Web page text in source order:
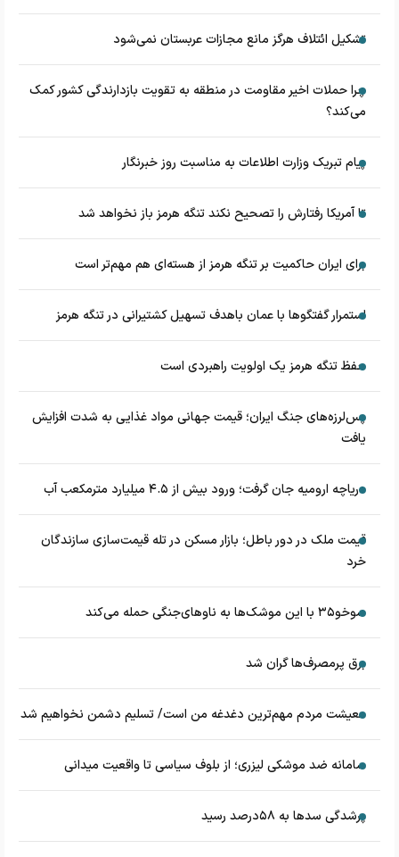
تشکیل ائتلاف هرگز مانع مجازات عربستان نمی‌شود
چرا حملات اخیر مقاومت در منطقه به تقویت بازدارندگی کشور کمک
می‌کند؟
پیام تبریک وزارت اطلاعات به مناسبت روز خبرنگار
تا آمریکا رفتارش را تصحیح نکند تنگه هرمز باز نخواهد شد
برای ایران حاکمیت بر تنگه هرمز از هسته‌ای هم مهم‌تر است
استمرار گفتگوها با عمان باهدف تسهیل کشتیرانی در تنگه هرمز
حفظ تنگه هرمز یک اولویت راهبردی است
پس‌لرزه‌های جنگ ایران؛ قیمت جهانی مواد غذایی به شدت افزایش
یافت
دریاچه ارومیه جان گرفت؛ ورود بیش از ۴.۵ میلیارد مترمکعب آب
قیمت ملک در دور باطل؛ بازار مسکن در تله قیمت‌سازی سازندگان
خرد
سوخو۳۵ با این موشک‌ها به ناوهای‌جنگی حمله می‌کند
برق پرمصرف‌ها گران شد
معیشت مردم مهم‌ترین دغدغه من است/ تسلیم دشمن نخواهیم شد
سامانه ضد موشکی لیزری؛ از بلوف سیاسی تا واقعیت میدانی
پرشدگی سدها به ۵۸درصد رسید